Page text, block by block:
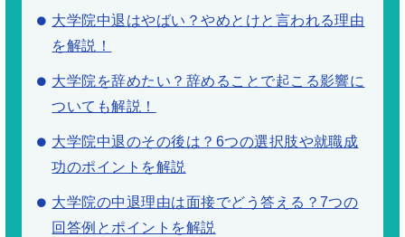
大学院中退はやばい？やめとけと言われる理由
を解説！
大学院を辞めたい？辞めることで起こる影響に
ついても解説！
大学院中退のその後は？6つの選択肢や就職成
功のポイントを解説
大学院の中退理由は面接でどう答える？7つの
回答例とポイントを解説